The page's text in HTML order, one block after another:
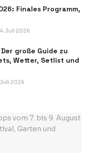
Finales Programm,
Juli 2026
große Guide zu
Wetter, Setlist und
2026